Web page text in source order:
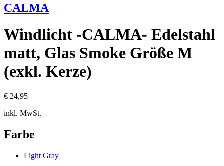
CALMA
Windlicht -CALMA- Edelstahl
matt, Glas Smoke Größe M
(exkl. Kerze)
€ 24,95
inkl. MwSt.
Farbe
Light Gray